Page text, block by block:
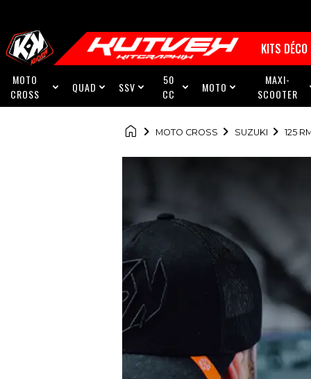
KITS DÉCO
MOTO
CROSS
 QUAD  SSV 
50
CC
 MOTO 
MAXI-
SCOOTER
 MOTO CROSS SUZUKI 125